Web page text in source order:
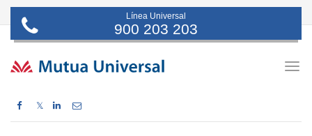
Línea Universal
900 203 203
𝕏